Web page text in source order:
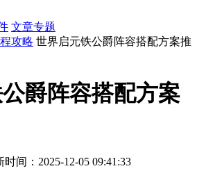
文章专题
攻略 世界启元铁公爵阵容搭配方案推
爵阵容搭配方案
时间：2025-12-05 09:41:33